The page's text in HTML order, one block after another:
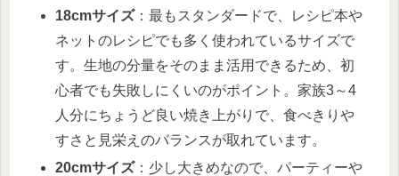
18cmサイズ：最もスタンダードで、レシピ本や
ネットのレシピでも多く使われているサイズで
す。生地の分量をそのまま活用できるため、初
心者でも失敗しにくいのがポイント。家族3～4
人分にちょうど良い焼き上がりで、食べきりや
すさと見栄えのバランスが取れています。
20cmサイズ：少し大きめなので、パーティーや